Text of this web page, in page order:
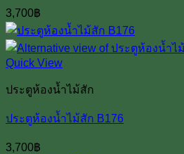
3,700฿
Quick View
ประตูห้องน้ำไม้สัก
ประตูห้องน้ำไม้สัก B176
3,700฿